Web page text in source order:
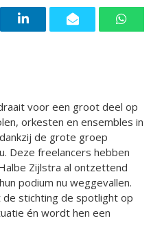
voor een groot deel op
orkesten en ensembles in
de grote groep
Deze freelancers hebben
Zijlstra al ontzettend
podium nu weggevallen.
stichting de spotlight op
én wordt hen een